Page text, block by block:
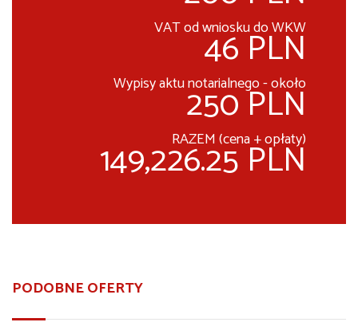
VAT od wniosku do WKW
46 PLN
Wypisy aktu notarialnego - około
250 PLN
RAZEM (cena + opłaty)
149,226.25 PLN
PODOBNE OFERTY